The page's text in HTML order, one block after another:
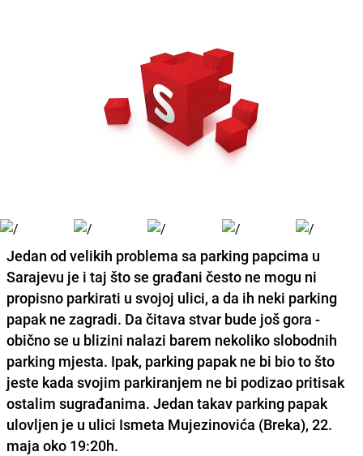
Jedan od velikih problema sa parking papcima u
Sarajevu je i taj što se građani često ne mogu ni
propisno parkirati u svojoj ulici, a da ih neki parking
papak ne zagradi. Da čitava stvar bude još gora -
obično se u blizini nalazi barem nekoliko slobodnih
parking mjesta. Ipak, parking papak ne bi bio to što
jeste kada svojim parkiranjem ne bi podizao pritisak
ostalim sugrađanima. Jedan takav parking papak
ulovljen je u ulici Ismeta Mujezinovića (Breka), 22.
maja oko 19:20h.